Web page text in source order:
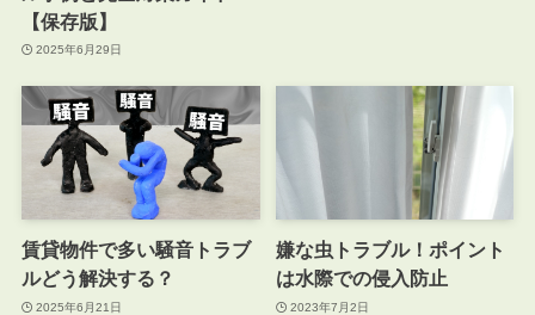
【保存版】
2025年6月29日
賃貸物件で多い騒音トラブ
ルどう解決する？
2025年6月21日
嫌な虫トラブル！ポイント
は水際での侵入防止
2023年7月2日